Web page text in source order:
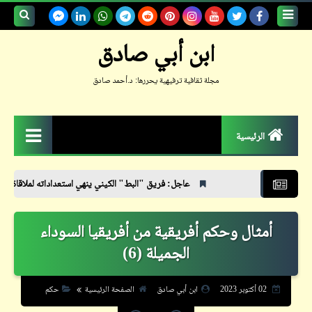
ابن أبي صادق
مجلة ثقافية ترفيهية يحررها: د.أحمد صادق
الرئيسية
حكم
حواديت
حوار
عاجل: فريق "البط" الكيني ينهي استعداداته لملاقاة "الأهلي" بعد
أمثال وحكم أفريقية من أفريقيا السوداء
الجميلة (6)
02 أكتوبر 2023 ابن أبي صادق الصفحة الرئيسية
حكم